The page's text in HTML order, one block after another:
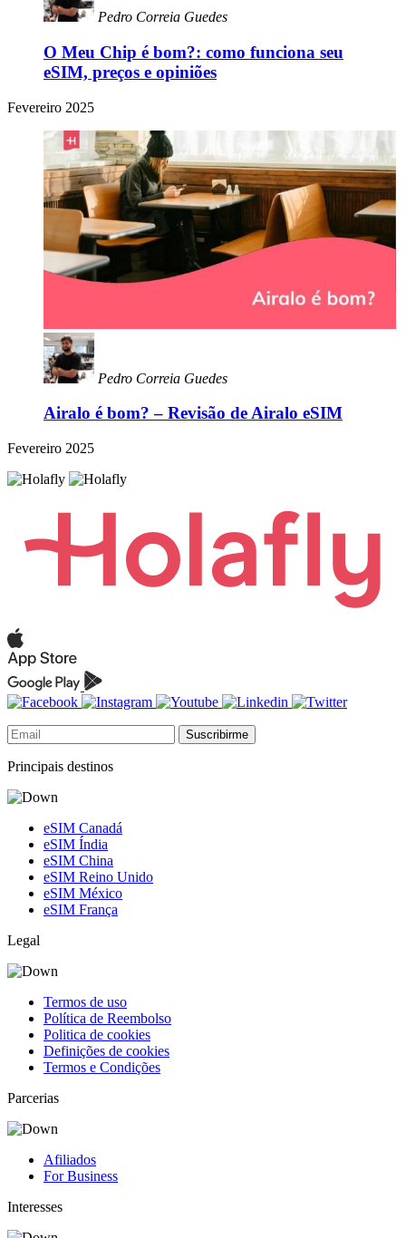
Pedro Correia Guedes
O Meu Chip é bom?: como funciona seu
eSIM, preços e opiniões
Fevereiro 2025
Pedro Correia Guedes
Airalo é bom? – Revisão de Airalo eSIM
Fevereiro 2025
Suscribirme
Principais destinos
eSIM Canadá
eSIM Índia
eSIM China
eSIM Reino Unido
eSIM México
eSIM França
Legal
Termos de uso
Política de Reembolso
Politica de cookies
Definições de cookies
Termos e Condições
Parcerias
Afiliados
For Business
Interesses